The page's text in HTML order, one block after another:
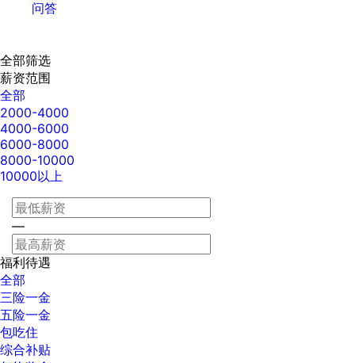
问答
全部筛选
薪资范围
全部
2000-4000
4000-6000
6000-8000
8000-10000
10000以上
—
福利待遇
全部
三险一金
五险一金
包吃住
综合补贴